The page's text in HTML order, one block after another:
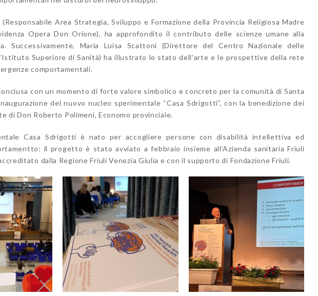
Area Strategia, Sviluppo e Formazione della Provincia Religiosa Madre
Opera Don Orione), ha approfondito il contributo delle scienze umane alla
Successivamente, Maria Luisa Scattoni (Direttore del Centro Nazionale delle
Superiore di Sanità) ha illustrato lo stato dell’arte e le prospettive della rete
comportamentali.
con un momento di forte valore simbolico e concreto per la comunità di Santa
del nuovo nucleo sperimentale “Casa Sdrigotti”, con la benedizione dei
di Don Roberto Polimeni, Economo provinciale.
Casa Sdrigotti è nato per accogliere persone con disabilità intellettiva ed
il progetto è stato avviato a febbraio insieme all’Azienda sanitaria Friuli
dalla Regione Friuli Venezia Giulia e con il supporto di Fondazione Friuli.